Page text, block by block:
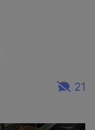
21